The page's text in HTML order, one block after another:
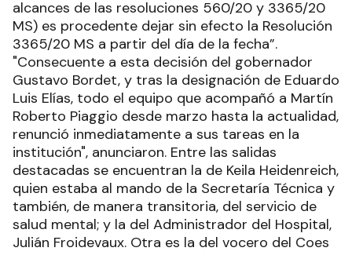
alcances de las resoluciones 560/20 y 3365/20
MS) es procedente dejar sin efecto la Resolución
3365/20 MS a partir del día de la fecha”.
"Consecuente a esta decisión del gobernador
Gustavo Bordet, y tras la designación de Eduardo
Luis Elías, todo el equipo que acompañó a Martín
Roberto Piaggio desde marzo hasta la actualidad,
renunció inmediatamente a sus tareas en la
institución", anunciaron. Entre las salidas
destacadas se encuentran la de Keila Heidenreich,
quien estaba al mando de la Secretaría Técnica y
también, de manera transitoria, del servicio de
salud mental; y la del Administrador del Hospital,
Julián Froidevaux. Otra es la del vocero del Coes